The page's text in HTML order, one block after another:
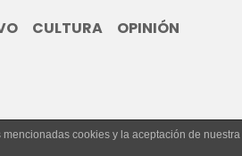
CULTURA OPINIÓN
cookies y la aceptación de nuestra